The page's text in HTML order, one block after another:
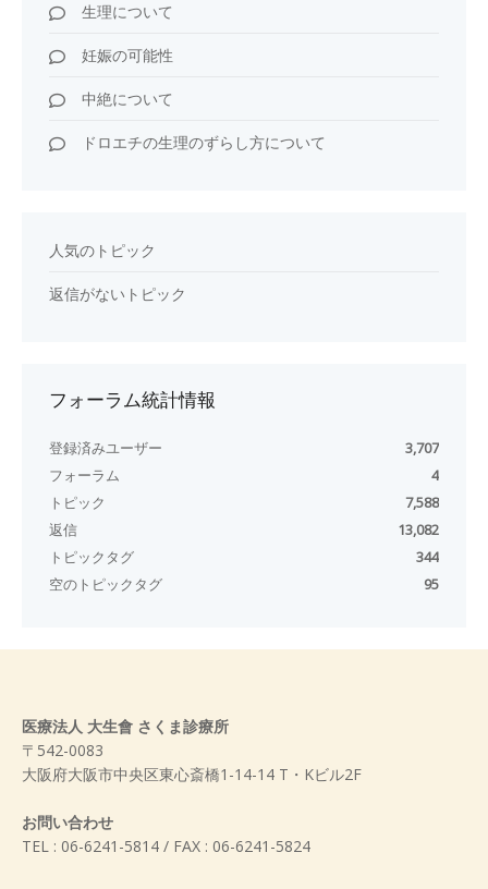
生理について
妊娠の可能性
中絶について
ドロエチの生理のずらし方について
人気のトピック
返信がないトピック
フォーラム統計情報
登録済みユーザー
3,707
フォーラム
4
トピック
7,588
返信
13,082
トピックタグ
344
空のトピックタグ
95
医療法人 大生會 さくま診療所
〒542-0083
大阪府大阪市中央区東心斎橋1-14-14 T・Kビル2F
お問い合わせ
TEL : 06-6241-5814 / FAX : 06-6241-5824